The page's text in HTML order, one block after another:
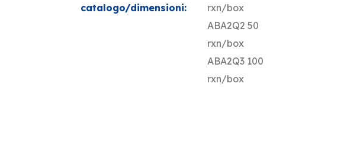
catalogo/dimensioni:
rxn/box
ABA2Q2 50
rxn/box
ABA2Q3 100
rxn/box